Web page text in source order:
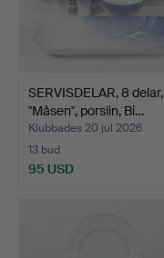
SERVISDELAR, 8 delar,
"Måsen", porslin, Bi…
Klubbades 20 jul 2026
13 bud
95 USD